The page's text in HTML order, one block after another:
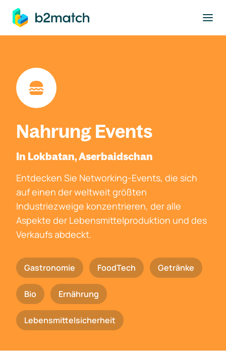
springen
Nahrung Events
In Lokbatan, Aserbaidschan
Entdecken Sie Networking-Events, die sich
auf einen der weltweit größten
Industriezweige konzentrieren, der alle
Aspekte der Lebensmittelproduktion und des
Verkaufs abdeckt.
Gastronomie FoodTech Getränke
Bio Ernährung
Lebensmittelsicherheit